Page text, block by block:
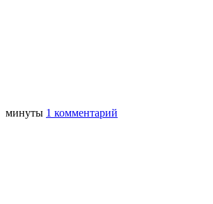
минуты 1 комментарий